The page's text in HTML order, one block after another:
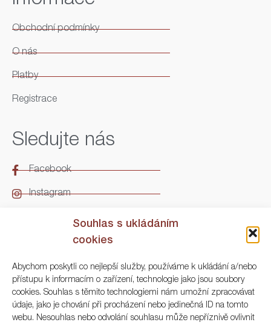
Souhlas s ukládáním
cookies
Abychom poskytli co nejlepší služby, používáme k ukládání a/nebo
přístupu k informacím o zařízení, technologie jako jsou soubory
cookies. Souhlas s těmito technologiemi nám umožní zpracovávat
údaje, jako je chování při procházení nebo jedinečná ID na tomto
webu. Nesouhlas nebo odvolání souhlasu může nepříznivě ovlivnit
Obchodní podmínky
O nás
Platby
Registrace
Sledujte nás
Facebook
Instagram
Kontakt
ARGO Numismatika
Korunní 83, Praha 3